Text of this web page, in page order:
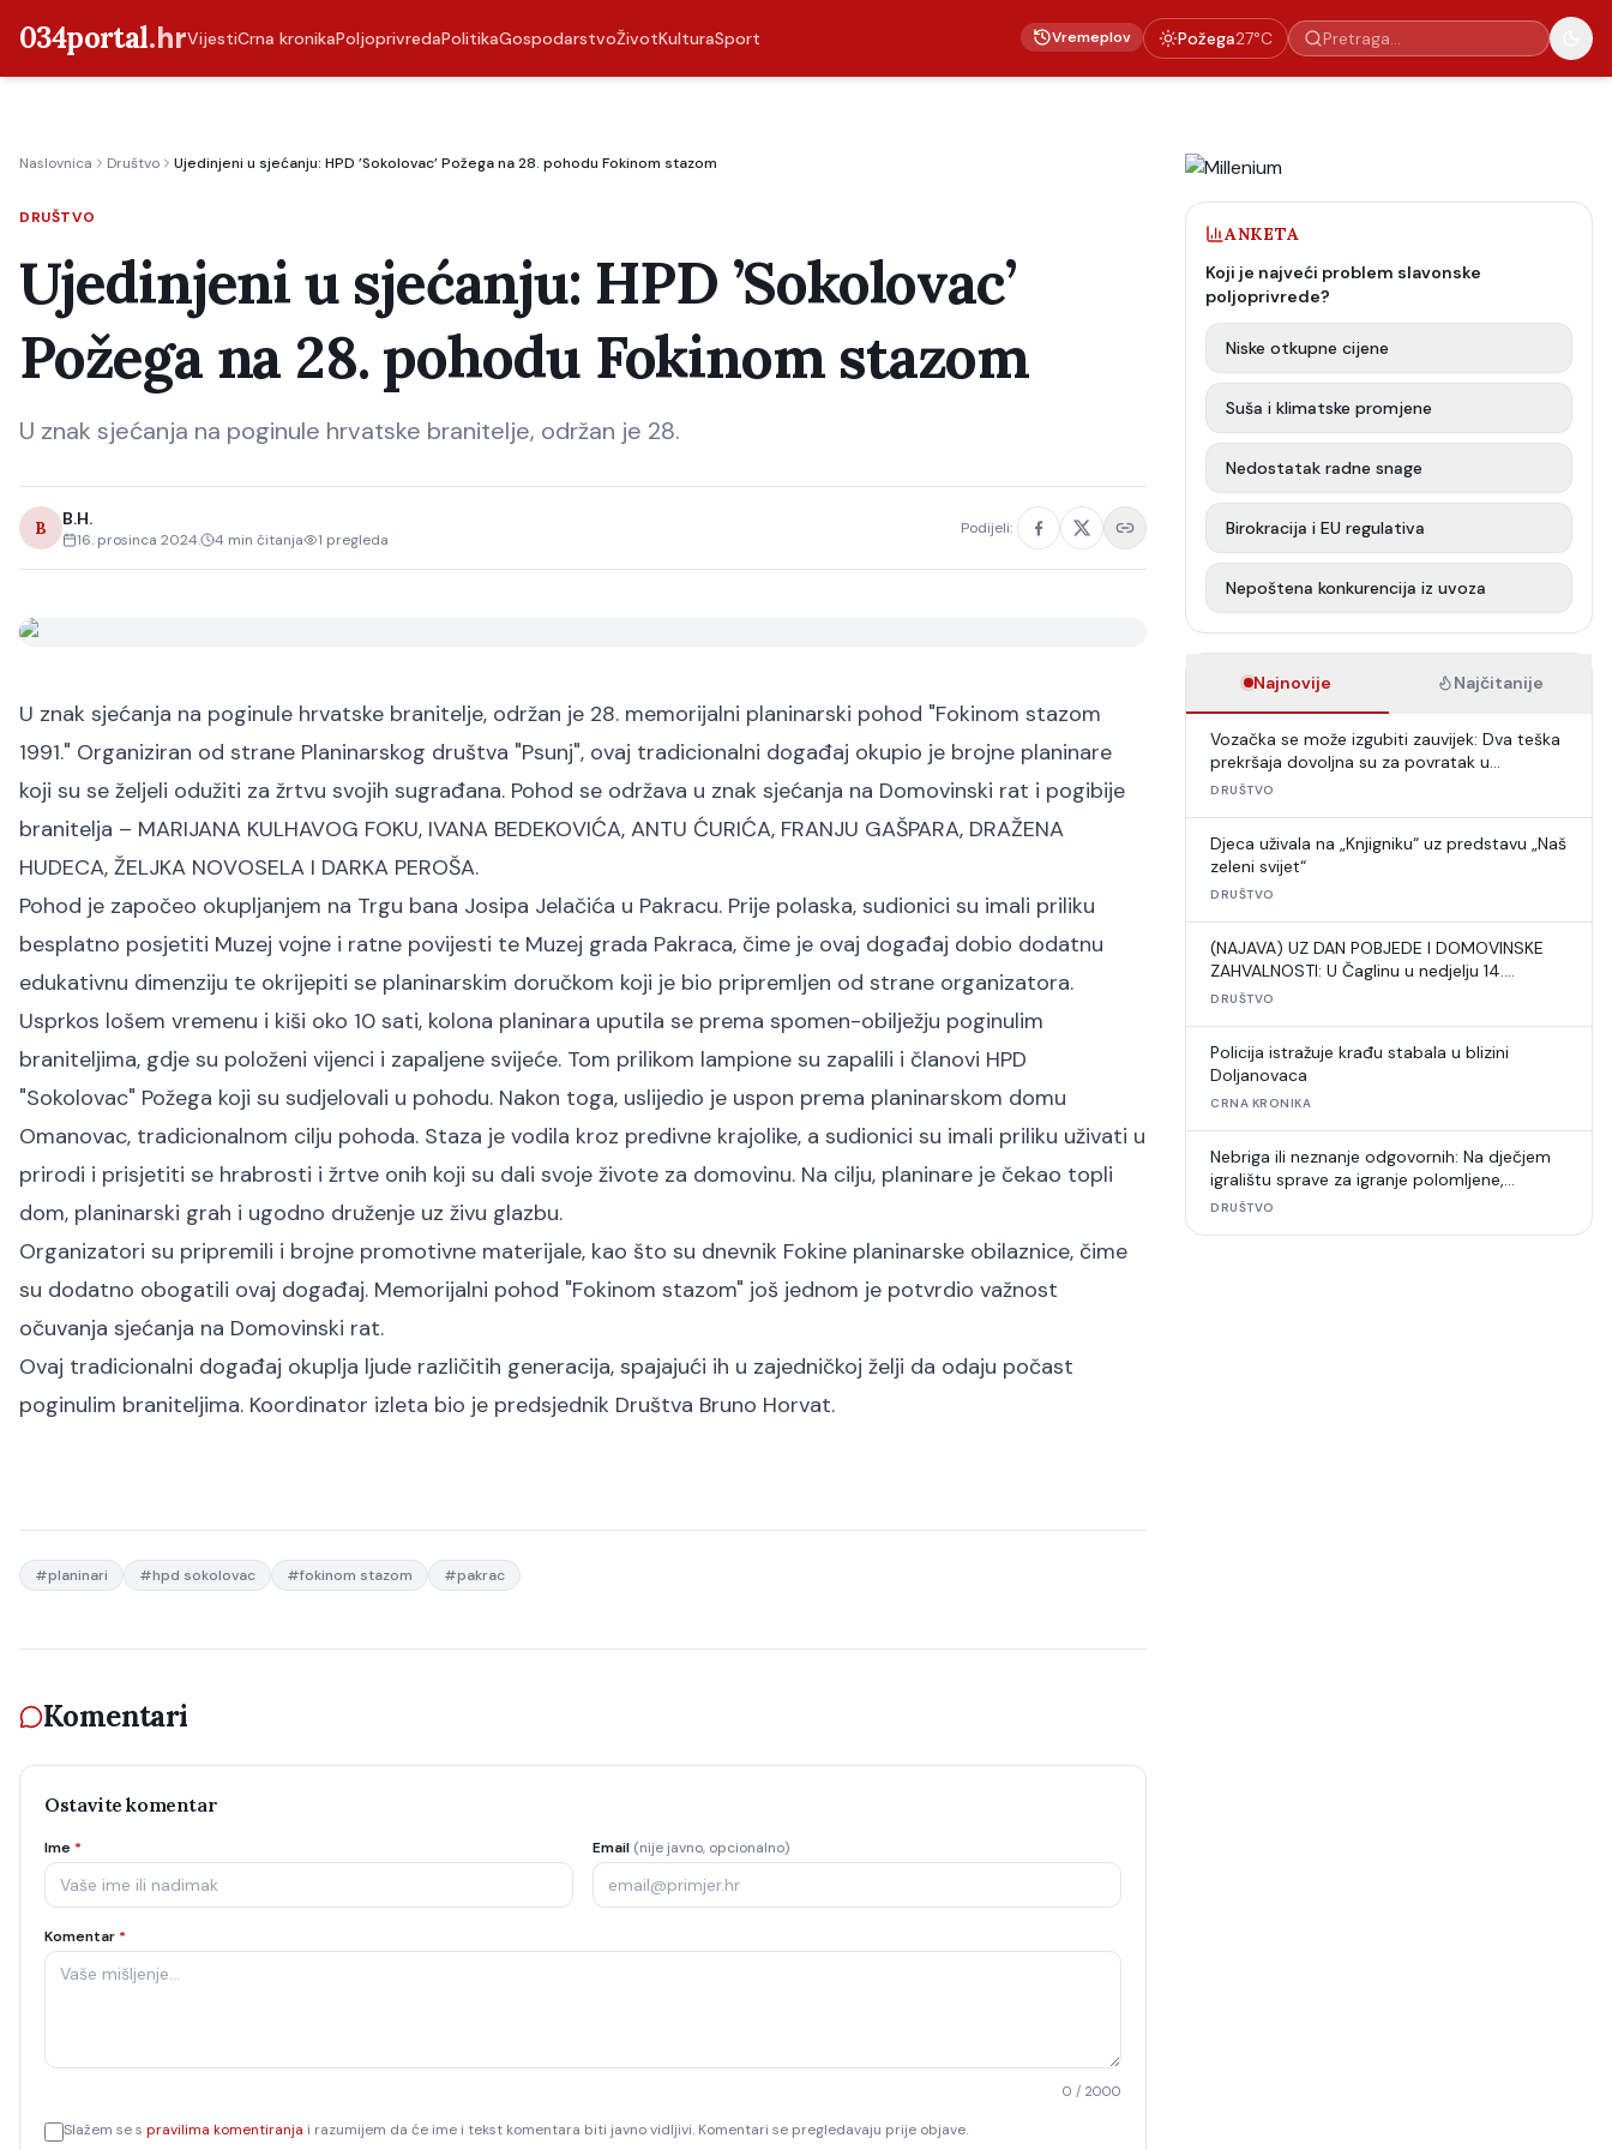
034portal.hrVijestiCrna kronikaPoljoprivredaPolitikaGospodarstvoŽivotKulturaSport Vremeplov Požega27°C
Naslovnica Društvo Ujedinjeni u sjećanju: HPD ’Sokolovac’ Požega na 28. pohodu Fokinom stazom
DRUŠTVO
Ujedinjeni u sjećanju: HPD ’Sokolovac’
Požega na 28. pohodu Fokinom stazom
U znak sjećanja na poginule hrvatske branitelje, održan je 28.
B B.H.
16. prosinca 2024. 4 min čitanja 1 pregleda
Podijeli:
U znak sjećanja na poginule hrvatske branitelje, održan je 28. memorijalni planinarski pohod "Fokinom stazom
1991." Organiziran od strane Planinarskog društva "Psunj", ovaj tradicionalni događaj okupio je brojne planinare
koji su se željeli odužiti za žrtvu svojih sugrađana. Pohod se održava u znak sjećanja na Domovinski rat i pogibije
branitelja – MARIJANA KULHAVOG FOKU, IVANA BEDEKOVIĆA, ANTU ĆURIĆA, FRANJU GAŠPARA, DRAŽENA
HUDECA, ŽELJKA NOVOSELA I DARKA PEROŠA.
Pohod je započeo okupljanjem na Trgu bana Josipa Jelačića u Pakracu. Prije polaska, sudionici su imali priliku
besplatno posjetiti Muzej vojne i ratne povijesti te Muzej grada Pakraca, čime je ovaj događaj dobio dodatnu
edukativnu dimenziju te okrijepiti se planinarskim doručkom koji je bio pripremljen od strane organizatora.
Usprkos lošem vremenu i kiši oko 10 sati, kolona planinara uputila se prema spomen-obilježju poginulim
braniteljima, gdje su položeni vijenci i zapaljene svijeće. Tom prilikom lampione su zapalili i članovi HPD
"Sokolovac" Požega koji su sudjelovali u pohodu. Nakon toga, uslijedio je uspon prema planinarskom domu
Omanovac, tradicionalnom cilju pohoda. Staza je vodila kroz predivne krajolike, a sudionici su imali priliku uživati u
prirodi i prisjetiti se hrabrosti i žrtve onih koji su dali svoje živote za domovinu. Na cilju, planinare je čekao topli
dom, planinarski grah i ugodno druženje uz živu glazbu.
Organizatori su pripremili i brojne promotivne materijale, kao što su dnevnik Fokine planinarske obilaznice, čime
su dodatno obogatili ovaj događaj. Memorijalni pohod "Fokinom stazom" još jednom je potvrdio važnost
očuvanja sjećanja na Domovinski rat.
Ovaj tradicionalni događaj okuplja ljude različitih generacija, spajajući ih u zajedničkoj želji da odaju počast
poginulim braniteljima. Koordinator izleta bio je predsjednik Društva Bruno Horvat.
#planinari #hpd sokolovac #fokinom stazom #pakrac
Komentari
Ostavite komentar
Ime * Email (nije javno, opcionalno)
Komentar *
0 / 2000
Slažem se s pravilima komentiranja i razumijem da će ime i tekst komentara biti javno vidljivi. Komentari se pregledavaju prije objave.
ANKETA
Koji je najveći problem slavonske
poljoprivrede?
Niske otkupne cijene
Suša i klimatske promjene
Nedostatak radne snage
Birokracija i EU regulativa
Nepoštena konkurencija iz uvoza
Najnovije Najčitanije
Vozačka se može izgubiti zauvijek: Dva teška
prekršaja dovoljna su za povratak u
autoškolu
DRUŠTVO
Djeca uživala na „Knjigniku“ uz predstavu „Naš
zeleni svijet“
DRUŠTVO
(NAJAVA) UZ DAN POBJEDE I DOMOVINSKE
ZAHVALNOSTI: U Čaglinu u nedjelju 14.
međunarodni šahovski turnir
DRUŠTVO
Policija istražuje krađu stabala u blizini
Doljanovaca
CRNA KRONIKA
Nebriga ili neznanje odgovornih: Na dječjem
igralištu sprave za igranje polomljene,
umjetna trava u raspadu
DRUŠTVO